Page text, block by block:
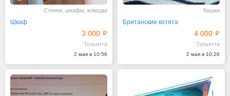
Стенки, шкафы, комоды
Шкаф
3 000
Тольятти
2 мая в 10:56
Кошки
Британские котята
4 000
Тольятти
2 мая в 10:26